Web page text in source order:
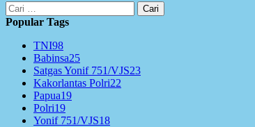
Cari
untuk:
Popular Tags
TNI98
Babinsa25
Satgas Yonif 751/VJS23
Kakorlantas Polri22
Papua19
Polri19
Yonif 751/VJS18